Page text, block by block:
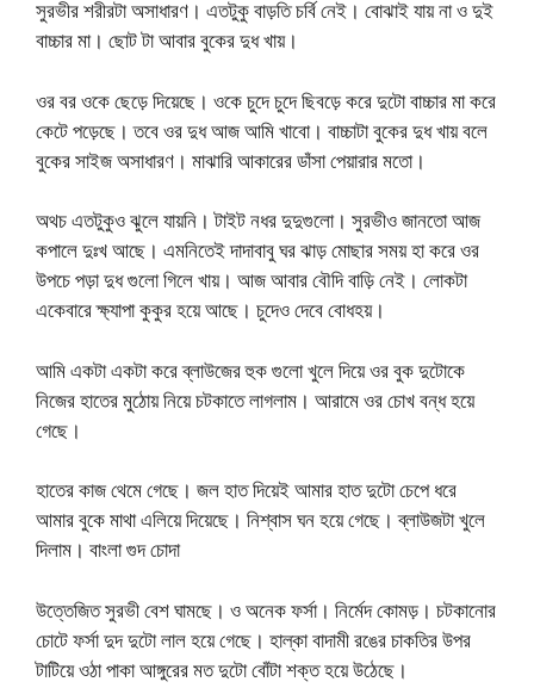
সুরভীর শরীরটা অসাধারণ। এতটুকু বাড়তি চর্বি নেই। বোঝাই যায় না ও দুই
বাচ্চার মা। ছোট টা আবার বুকের দুধ খায়।
ওর বর ওকে ছেড়ে দিয়েছে। ওকে চুদে চুদে ছিবড়ে করে দুটো বাচ্চার মা করে
কেটে পড়েছে। তবে ওর দুধ আজ আমি খাবো। বাচ্চাটা বুকের দুধ খায় বলে
বুকের সাইজ অসাধারণ। মাঝারি আকারের ডাঁসা পেয়ারার মতো।
অথচ এতটুকুও ঝুলে যায়নি। টাইট নধর দুদুগুলো। সুরভীও জানতো আজ
কপালে দুঃখ আছে। এমনিতেই দাদাবাবু ঘর ঝাড় মোছার সময় হা করে ওর
উপচে পড়া দুধ গুলো গিলে খায়। আজ আবার বৌদি বাড়ি নেই। লোকটা
একেবারে ক্ষ্যাপা কুকুর হয়ে আছে। চুদেও দেবে বোধহয়।
আমি একটা একটা করে ব্লাউজের হুক গুলো খুলে দিয়ে ওর বুক দুটোকে
নিজের হাতের মুঠোয় নিয়ে চটকাতে লাগলাম। আরামে ওর চোখ বন্ধ হয়ে
গেছে।
হাতের কাজ থেমে গেছে। জল হাত দিয়েই আমার হাত দুটো চেপে ধরে
আমার বুকে মাথা এলিয়ে দিয়েছে। নিশ্বাস ঘন হয়ে গেছে। ব্লাউজটা খুলে
দিলাম। বাংলা গুদ চোদা
উত্তেজিত সুরভী বেশ ঘামছে। ও অনেক ফর্সা। নির্মেদ কোমড়। চটকানোর
চোটে ফর্সা দুদ দুটো লাল হয়ে গেছে। হাল্কা বাদামী রঙের চাকতির উপর
টাটিয়ে ওঠা পাকা আঙ্গুরের মত দুটো বোঁটা শক্ত হয়ে উঠেছে।